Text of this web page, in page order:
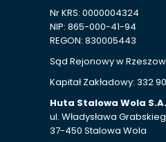
Nr KRS: 0000004324
NIP: 865-000-41-94
REGON: 830005443
Sąd Rejonowy w
Kapitał Zakładowy: 332
Huta Stalowa Wola
ul. Władysława
37-450 Stalowa Wola